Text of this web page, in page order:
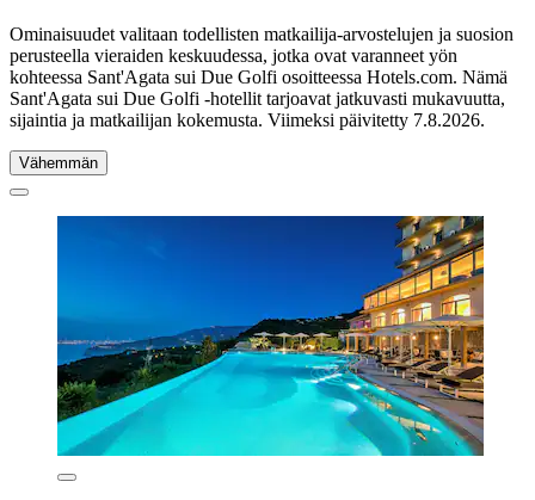
Ominaisuudet valitaan todellisten matkailija-arvostelujen ja suosion
perusteella vieraiden keskuudessa, jotka ovat varanneet yön
kohteessa Sant'Agata sui Due Golfi osoitteessa Hotels.com. Nämä
Sant'Agata sui Due Golfi -hotellit tarjoavat jatkuvasti mukavuutta,
sijaintia ja matkailijan kokemusta. Viimeksi päivitetty 7.8.2026.
Vähemmän